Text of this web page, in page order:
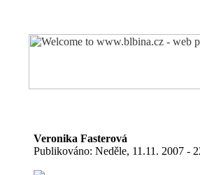
Veronika Fasterová
Publikováno: Neděle, 11.11. 2007 -